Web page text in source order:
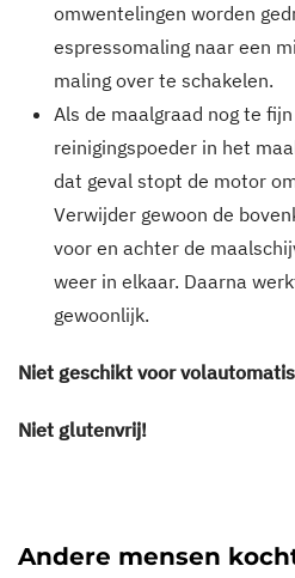
omwentelingen worden
espressomaling naar een
maling over te schakelen.
Als de maalgraad nog te
reinigingspoeder in het
dat geval stopt de motor
Verwijder gewoon de
voor en achter de
weer in elkaar. Daarna
gewoonlijk.
Niet geschikt voor
Niet glutenvrij!